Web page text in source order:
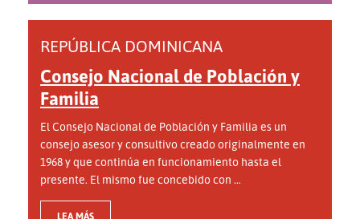
REPÚBLICA DOMINICANA
Consejo Nacional de Población y
Familia
El Consejo Nacional de Población y Familia es un
consejo asesor y consultivo creado originalmente en
1968 y que continúa en funcionamiento hasta el
presente. El mismo fue concebido con ...
LEA MÁS